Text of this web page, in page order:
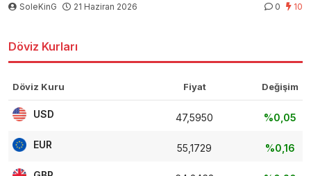
SoleKinG 21 Haziran 2026 0 10
Döviz Kurları
Döviz Kuru Fiyat Değişim
USD 47,5950 %0,05
EUR 55,1729 %0,16